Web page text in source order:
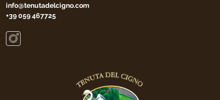
info@tenutadelcigno.com
+39 059 467725